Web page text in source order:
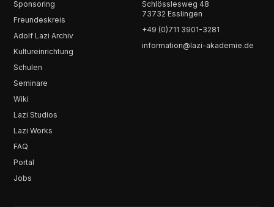
Sponsoring
Freundeskreis
Adolf Lazi Archiv
Kultureinrichtung
Schulen
Seminare
Wiki
Lazi Studios
Lazi Works
FAQ
Portal
Jobs
Schlösslesweg 48
73732 Esslingen
+49 (0)711 3901-3281
information@lazi-akademie.de